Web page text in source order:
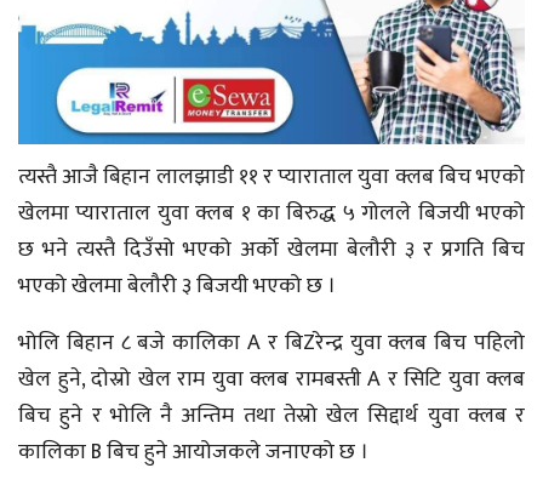
त्यस्तै आजै बिहान लालझाडी ११ र प्याराताल युवा क्लब बिच भएको
खेलमा प्याराताल युवा क्लब १ का बिरुद्ध ५ गोलले बिजयी भएको
छ भने त्यस्तै दिउँसो भएको अर्को खेलमा बेलौरी ३ र प्रगति बिच
भएको खेलमा बेलौरी ३ बिजयी भएको छ ।
भोलि बिहान ८ बजे कालिका A र बिZरेन्द्र युवा क्लब बिच पहिलो
खेल हुने, दोस्रो खेल राम युवा क्लब रामबस्ती A र सिटि युवा क्लब
बिच हुने र भोलि नै अन्तिम तथा तेस्रो खेल सिद्दार्थ युवा क्लब र
कालिका B बिच हुने आयोजकले जनाएको छ ।